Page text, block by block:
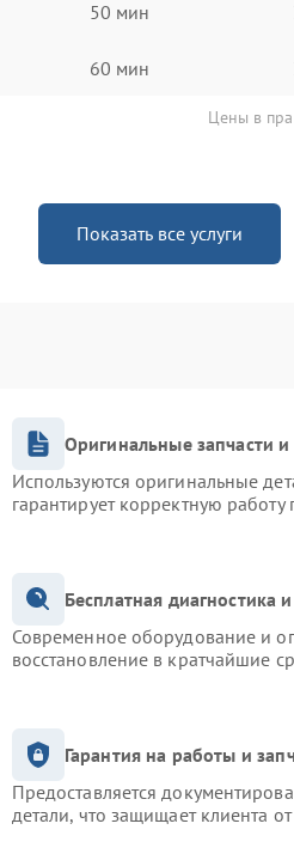
50 мин
60 мин
Цены в
Показать все услуги
Оригинальные запчасти
Используются оригинальные
гарантирует корректную
Бесплатная диагностика
Современное оборудование и
восстановление в кратчайшие
Гарантия на работы и
Предоставляется
детали, что защищает клиента